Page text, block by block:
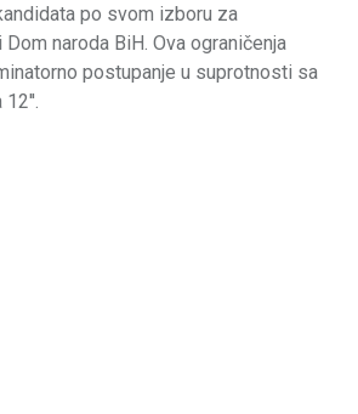
po svom izboru za
naroda BiH. Ova ograničenja
postupanje u suprotnosti sa
12''.